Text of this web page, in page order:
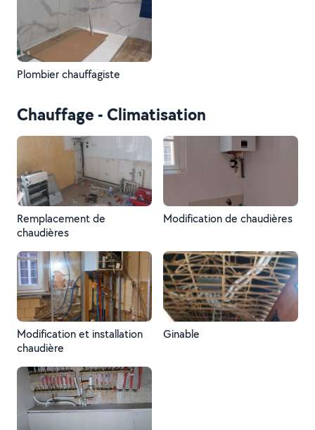
Plombier chauffagiste
Chauffage - Climatisation
Remplacement de
chaudières
Modification de chaudières
Modification et installation
chaudière
Ginable